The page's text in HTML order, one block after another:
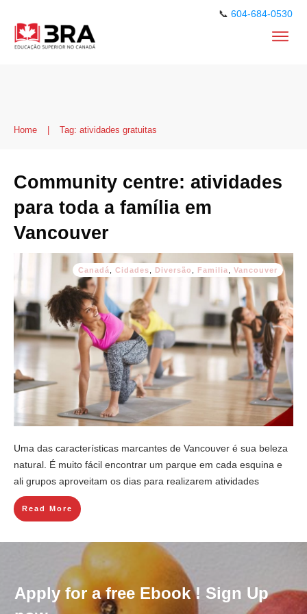
📞 604-684-0530
Home | Tag: atividades gratuitas
Community centre: atividades
para toda a família em
Vancouver
Canadá Cidades Diversão Familia Vancouver
Uma das características marcantes de Vancouver é sua beleza
natural. É muito fácil encontrar um parque em cada esquina e
ali grupos aproveitam os dias para realizarem atividades
Read More
Apply for a free Ebook ! Sign Up